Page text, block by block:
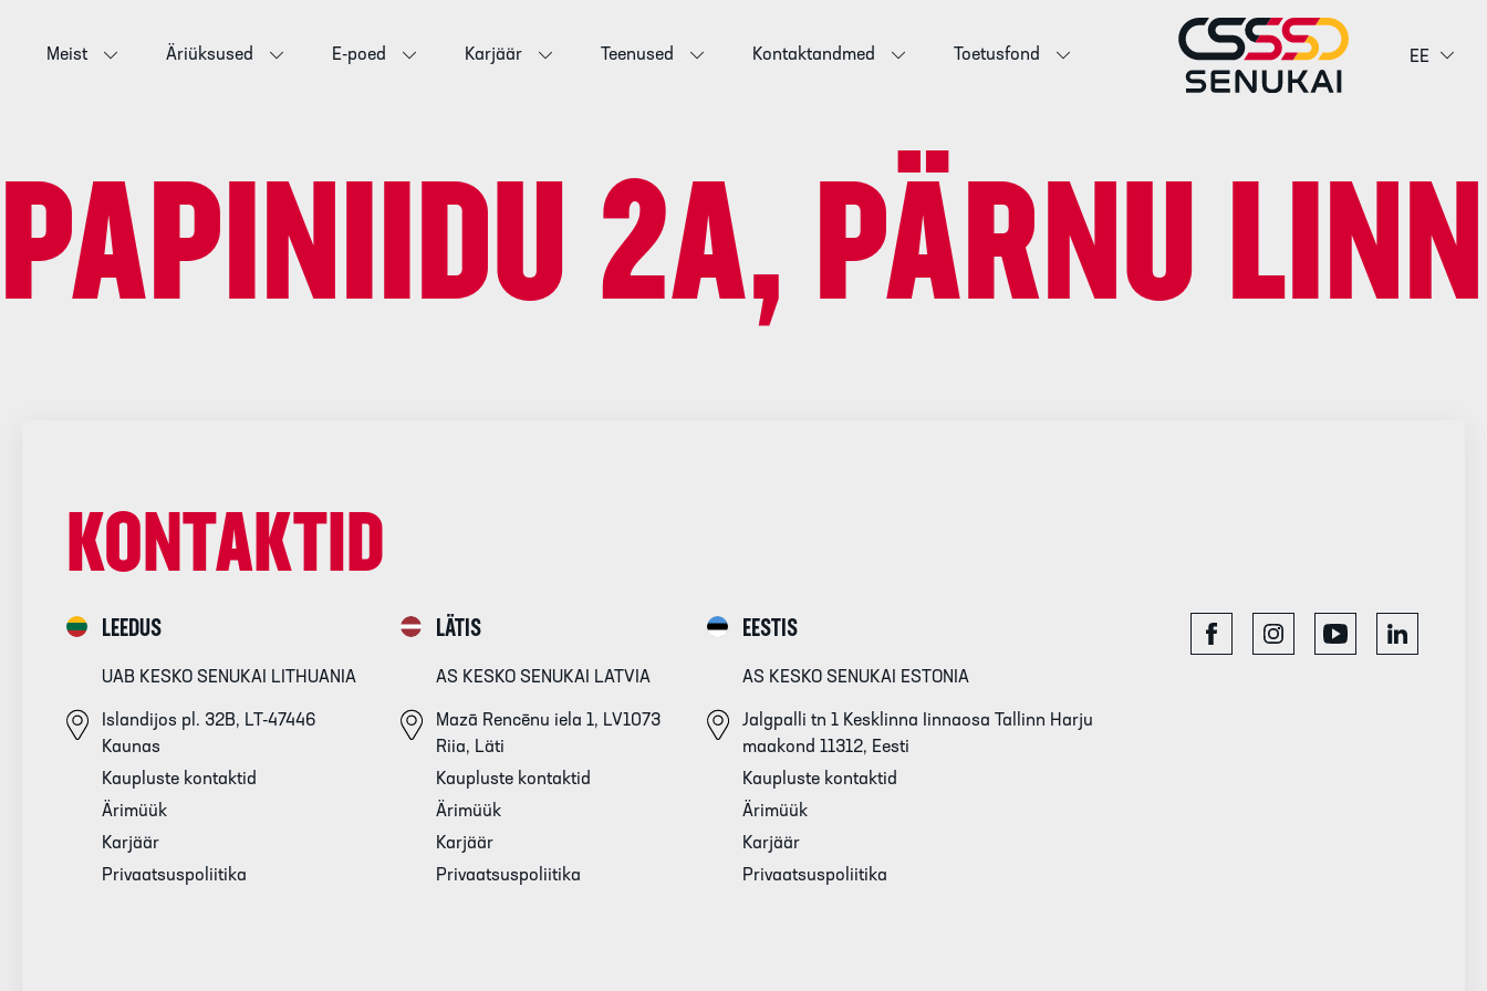
Meist Äriüksused E-poed Karjäär Teenused Kontaktandmed Toetusfond EE
PAPINIIDU 2A, PÄRNU LINN
KONTAKTID
LEEDUS
UAB KESKO SENUKAI LITHUANIA
Islandijos pl. 32B, LT-47446
Kaunas
Kaupluste kontaktid
Ärimüük
Karjäär
Privaatsuspoliitika
LÄTIS
AS KESKO SENUKAI LATVIA
Mazā Rencēnu iela 1, LV1073
Riia, Läti
Kaupluste kontaktid
Ärimüük
Karjäär
Privaatsuspoliitika
EESTIS
AS KESKO SENUKAI ESTONIA
Jalgpalli tn 1 Kesklinna Iinnaosa Tallinn Harju
maakond 11312, Eesti
Kaupluste kontaktid
Ärimüük
Karjäär
Privaatsuspoliitika